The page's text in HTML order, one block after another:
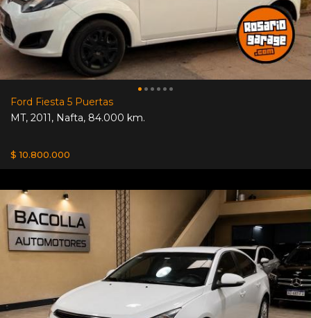
Ford Fiesta 5 Puertas
MT, 2011, Nafta, 84.000 km.
$ 10.800.000